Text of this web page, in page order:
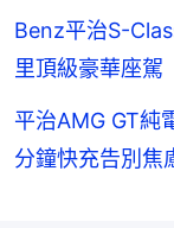
Benz平治S-
里頂級豪華座駕
平治AMG GT
分鐘快充告別焦